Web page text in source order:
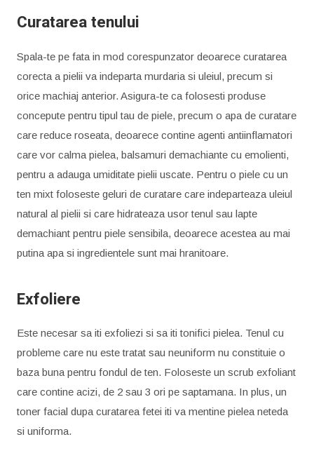
Curatarea tenului
Spala-te pe fata in mod corespunzator deoarece curatarea
corecta a pielii va indeparta murdaria si uleiul, precum si
orice machiaj anterior. Asigura-te ca folosesti produse
concepute pentru tipul tau de piele, precum o apa de curatare
care reduce roseata, deoarece contine agenti antiinflamatori
care vor calma pielea, balsamuri demachiante cu emolienti,
pentru a adauga umiditate pielii uscate. Pentru o piele cu un
ten mixt foloseste geluri de curatare care indeparteaza uleiul
natural al pielii si care hidrateaza usor tenul sau lapte
demachiant pentru piele sensibila, deoarece acestea au mai
putina apa si ingredientele sunt mai hranitoare.
Exfoliere
Este necesar sa iti exfoliezi si sa iti tonifici pielea. Tenul cu
probleme care nu este tratat sau neuniform nu constituie o
baza buna pentru fondul de ten. Foloseste un scrub exfoliant
care contine acizi, de 2 sau 3 ori pe saptamana. In plus, un
toner facial dupa curatarea fetei iti va mentine pielea neteda
si uniforma.